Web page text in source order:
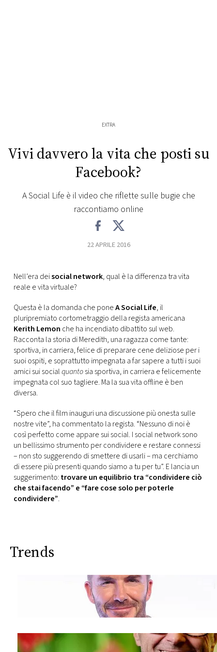
PRINCIPATO
EXTRA
Vivi davvero la vita che posti su
Facebook?
A Social Life è il video che riflette sulle bugie che
raccontiamo online
22 APRILE 2016
Nell’era deisocial network, qual è la differenza tra vita
reale e vita virtuale?
Questa è la domanda che poneA Social Life, il
pluripremiato cortometraggio della regista americana
Kerith Lemon che ha incendiato dibattito sul web.
Racconta la storia di Meredith, una ragazza come tante:
sportiva, in carriera, felice di preparare cene deliziose per i
suoi ospiti, e soprattutto impegnata a far sapere a tutti i suoi
amici sui socialquantosia sportiva, in carriera e felicemente
impegnata col suo tagliere. Ma la sua vita offline è ben
diversa.
“Spero che il film inauguri una discussione più onesta sulle
nostre vite”, ha commentato la regista. “Nessuno di noi è
così perfetto come appare sui social. I social network sono
un bellissimo strumento per condividere e restare connessi
– non sto suggerendo di smettere di usarli – ma cerchiamo
di essere più presenti quando siamo a tu per tu”. E lancia un
suggerimento: trovare un equilibrio tra “condividere ciò
che stai facendo” e “fare cose solo per poterle
condividere”.
Trends